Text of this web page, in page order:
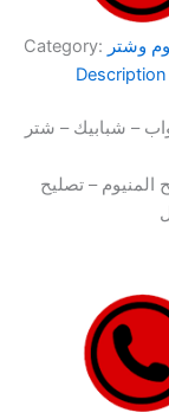
Category: وشتر
Description
– شبابيك – شتر
– تصليح